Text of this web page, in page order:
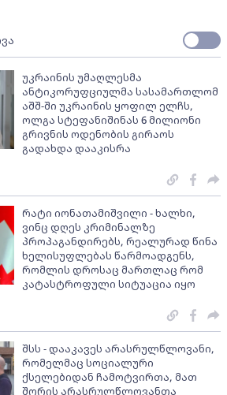
უკრაინის უმაღლესმა
ანტიკორუფციულმა სასამართლომ
აშშ-ში უკრაინის ყოფილ ელჩს,
ოლგა სტეფანიშინას 6 მილიონი
გრივნის ოდენობის გირაოს
გადახდა დააკისრა
რატი იონათამიშვილი - ხალხი,
ვინც დღეს კრიმინალზე
პროპაგანდირებს, რეალურად წინა
ხელისუფლებას წარმოადგენს,
რომლის დროსაც მართლაც რომ
კატასტროფული სიტუაცია იყო
შსს - დააკავეს არასრულწლოვანი,
რომელმაც სოციალური
ქსელებიდან ჩამოტვირთა, მათ
შორის არასრულწლოვანთა